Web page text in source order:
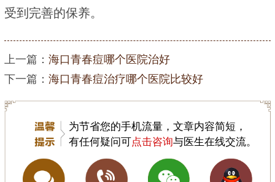
受到完善的保养。
上一篇： 海口青春痘哪个医院治好
下一篇： 海口青春痘治疗哪个医院比较好
为节省您的手机流量，文章内容简短，
有任何疑问可点击咨询与医生在线交流。